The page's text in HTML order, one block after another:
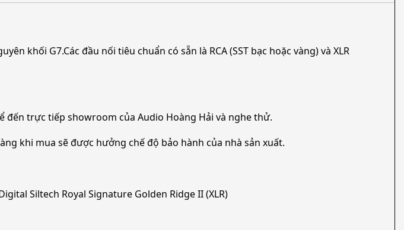
khối G7.Các đầu nối tiêu chuẩn có sẵn là RCA (SST bạc hoặc vàng) và XLR
đến trực tiếp showroom của Audio Hoàng Hải và nghe thử.
khi mua sẽ được hưởng chế độ bảo hành của nhà sản xuất.
Siltech Royal Signature Golden Ridge II (XLR)